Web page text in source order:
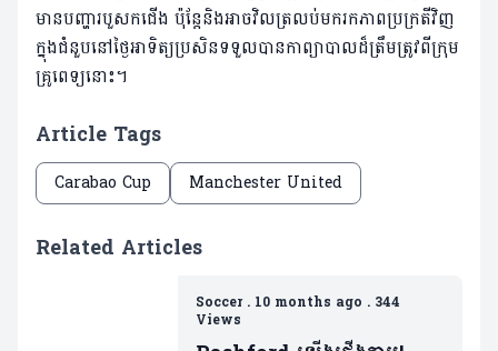
មានបញ្ហារបួសកជើង ប៉ុន្តែនិងអាចវិលត្រលប់មករកភាពប្រក្រតីវិញ
ក្នុងជំនួបនៅថ្ងៃអាទិត្យប្រសិនទទួលបានកាព្យាបាលដ៏ត្រឹមត្រូវពីក្រុម
គ្រូពេទ្យនោះ។
Article Tags
Carabao Cup Manchester United
Related Articles
Soccer. 10 months ago . 344
Views